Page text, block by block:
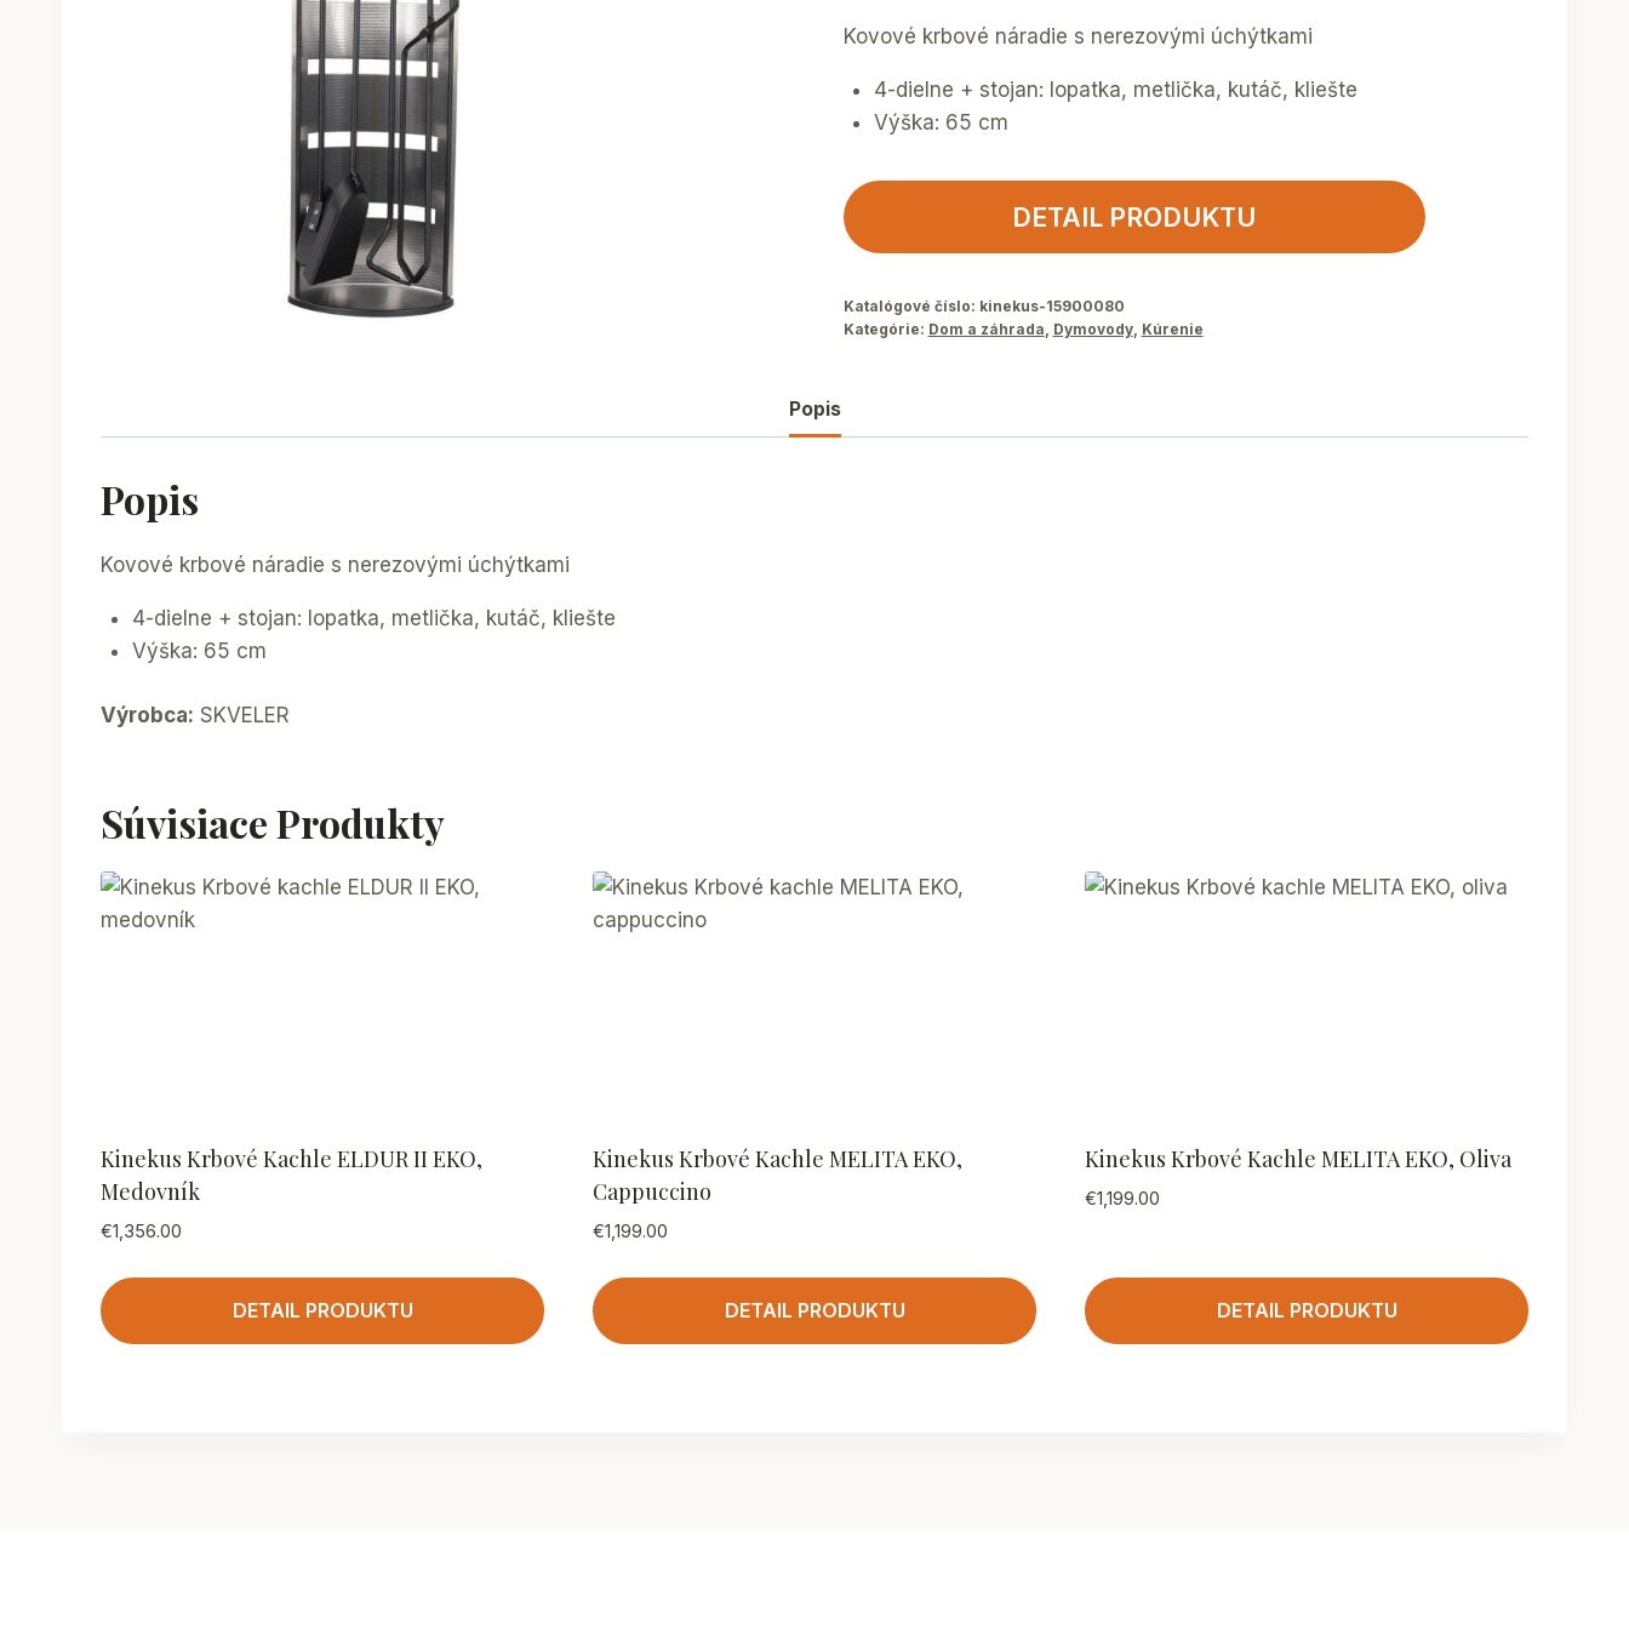
Kovové krbové náradie s nerezovými úchýtkami
4-dielne + stojan: lopatka, metlička, kutáč, kliešte
Výška: 65 cm
DETAIL PRODUKTU
Katalógové číslo: kinekus-15900080
Kategórie: Dom a záhrada, Dymovody, Kúrenie
Popis
Popis
Kovové krbové náradie s nerezovými úchýtkami
4-dielne + stojan: lopatka, metlička, kutáč, kliešte
Výška: 65 cm
Výrobca: SKVELER
Súvisiace Produkty
Kinekus Krbové Kachle ELDUR II EKO,
Medovník
€1,356.00
DETAIL PRODUKTU
Kinekus Krbové Kachle MELITA EKO,
Cappuccino
€1,199.00
DETAIL PRODUKTU
Kinekus Krbové Kachle MELITA EKO, Oliva
€1,199.00
DETAIL PRODUKTU